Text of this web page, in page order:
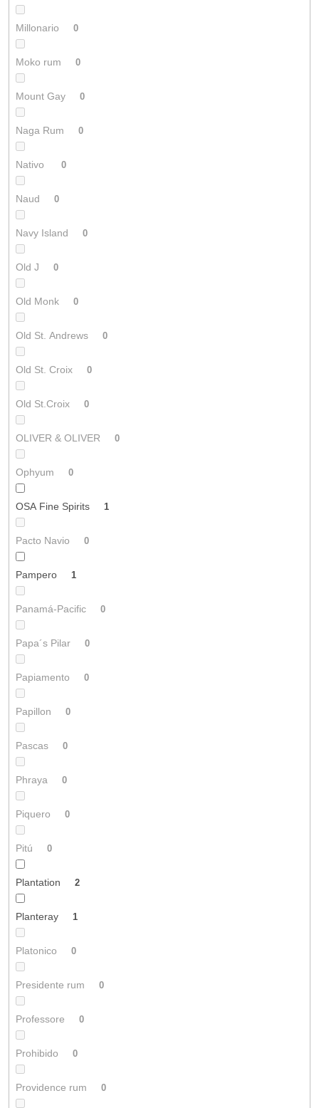
Millonario 0
Moko rum 0
Mount Gay 0
Naga Rum 0
Nativo 0
Naud 0
Navy Island 0
Old J 0
Old Monk 0
Old St. Andrews 0
Old St. Croix 0
Old St.Croix 0
OLIVER & OLIVER 0
Ophyum 0
OSA Fine Spirits 1
Pacto Navio 0
Pampero 1
Panamá-Pacific 0
Papa´s Pilar 0
Papiamento 0
Papillon 0
Pascas 0
Phraya 0
Piquero 0
Pitú 0
Plantation 2
Planteray 1
Platonico 0
Presidente rum 0
Professore 0
Prohibido 0
Providence rum 0